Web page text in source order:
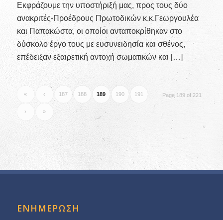
Εκφράζουμε την υποστήριξή μας, προς τους δύο
ανακριτές-Προέδρους Πρωτοδικών κ.κ.Γεωργουλέα
και Παπακώστα, οι οποίοι ανταποκρίθηκαν στο
δύσκολο έργο τους με ευσυνειδησία και σθένος,
επέδειξαν εξαιρετική αντοχή σωματικών και […]
Page 189 of 221
« ‹ 187 188 189 190 191
› »
ΕΝΗΜΕΡΩΣΗ